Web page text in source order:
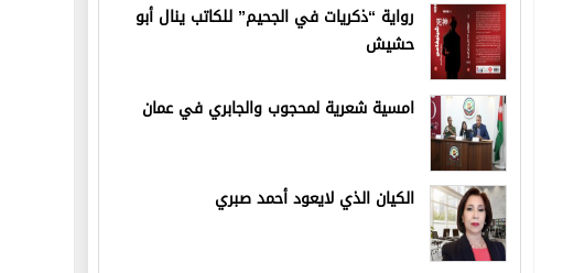
رواية “ذكريات في الجحيم” للكاتب ينال أبو
حشيش
امسية شعرية لمحجوب والجابري في عمان
الكيان الذي لايعود أحمد صبري